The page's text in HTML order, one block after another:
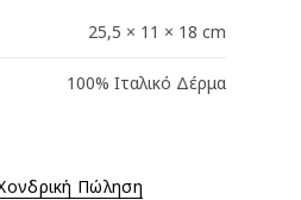
25,5 × 11 × 18 cm
100% Ιταλικό Δέρμα
Πώληση